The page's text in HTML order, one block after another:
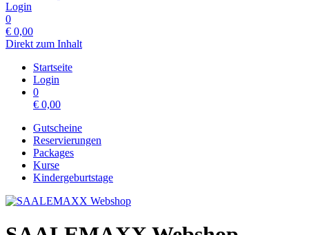
Login
0
€ 0,00
Direkt zum Inhalt
Startseite
Login
0
€ 0,00
Gutscheine
Reservierungen
Packages
Kurse
Kindergeburtstage